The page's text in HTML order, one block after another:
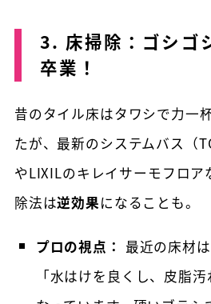
3. 床掃除：ゴシゴ
卒業！
昔のタイル床はタワシで力一
たが、最新のシステムバス（
やLIXILのキレイサーモフロア
除法は逆効果になることも。
プロの視点： 最近の床材
「水はけを良くし、皮脂